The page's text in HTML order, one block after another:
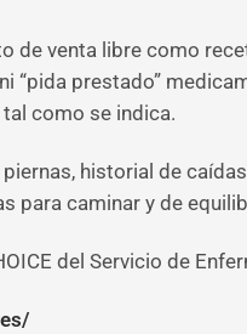
de venta libre como
“pida prestado”
como se indica.
historial de
para caminar y de
del Servicio de